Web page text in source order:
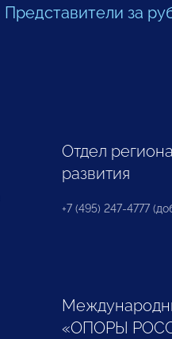
Представители за
Отдел
развития
+7 (495) 247-4777
«ОПОРЫ